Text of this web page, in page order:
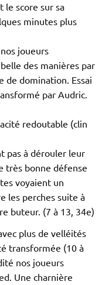
le score sur sa
minutes plus
joueurs
des manières par
de domination. Essai
par Audric.
redoutable (clin
pas à dérouler leur
très bonne défense
voyaient un
les perches suite à
buteur. (7 à 13, 34e)
plus de velléités
transformée (10 à
nos joueurs
Une charnière